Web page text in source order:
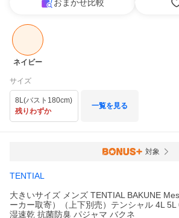
おまかせ比較
ネイビー
サイズ
8L(バスト180cm)
残りわずか
一覧を見る
対象
TENTIAL
大きいサイズ メンズ TENTIAL BAKUNE
ーカー取寄）（上下別売）テンシャル 4L 5L
湿速乾 抗菌防臭 パジャマ バクネ